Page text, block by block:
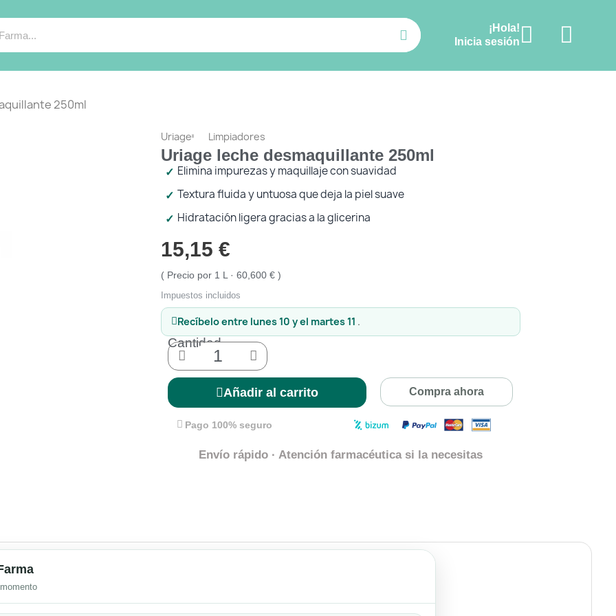
¡Hola!
Inicia sesión
250ml
Uriage Limpiadores
Uriage leche desmaquillante 250ml
Elimina impurezas y maquillaje con suavidad
Textura fluida y untuosa que deja la piel suave
Hidratación ligera gracias a la glicerina
15,15 €
Precio por 1 L · 60,600 €
Impuestos incluidos
Recíbeloentre lunes 10 y el martes 11 .
Cantidad
Añadir al carrito Compra ahora
Pago 100% seguro
Envío rápido · Atención farmacéutica si la necesitas